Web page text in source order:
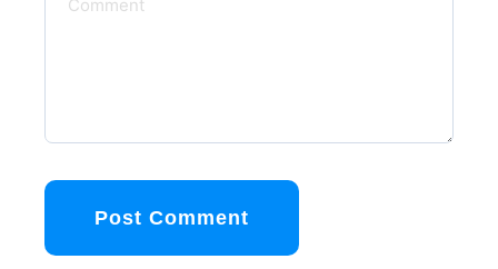
Post Comment